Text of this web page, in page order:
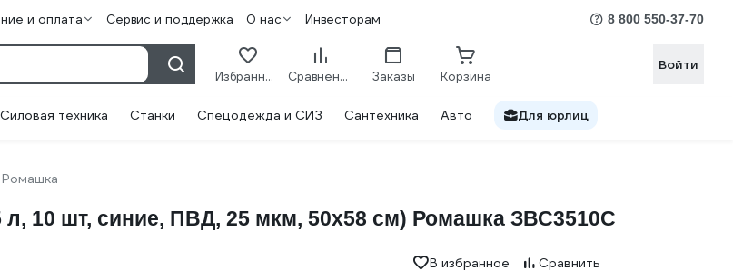
и оплата Сервис и поддержка О нас Инвесторам 8 800 550-37-70
Избранное Сравнение Заказы Корзина
Войти
Силовая техника Станки Спецодежда и СИЗ Сантехника Авто Для юрлиц
Ромашка
10 шт, синие, ПВД, 25 мкм, 50х58 см) Ромашка ЗВС3510С
В избранное Сравнить